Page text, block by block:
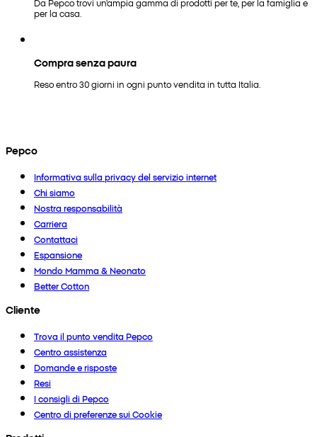
per la casa.
Compra senza paura
Reso entro 30 giorni in ogni punto vendita in tutta Italia.
Pepco
Informativa sulla privacy del servizio internet
Chi siamo
Nostra responsabilità
Carriera
Contattaci
Espansione
Mondo Mamma & Neonato
Better Cotton
Cliente
Trova il punto vendita Pepco
Centro assistenza
Domande e risposte
Resi
I consigli di Pepco
Centro di preferenze sui Cookie